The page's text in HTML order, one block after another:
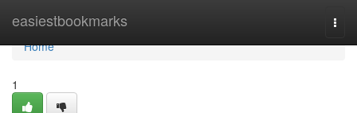
easiestbookmarks
Home
Home
1